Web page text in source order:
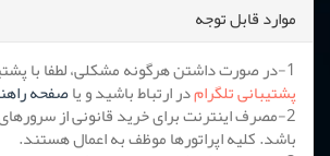
موارد قابل توجه
1-در صورت داشتن هرگونه مشکلی، لطفا با پشتیبانی آنلاین یا
پشتیبانی تلگرامدر ارتباط باشید و یاصفحه
باشد. کلیه اپراتورها موظف به اعمال هستند.